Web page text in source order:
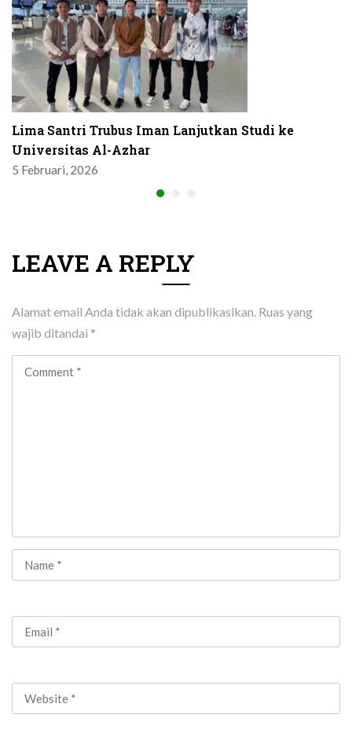
Lima Santri Trubus Iman Lanjutkan Studi ke
Universitas Al-Azhar
5 Februari, 2026
LEAVE A REPLY
Alamat email Anda tidak akan dipublikasikan. Ruas yang
wajib ditandai *